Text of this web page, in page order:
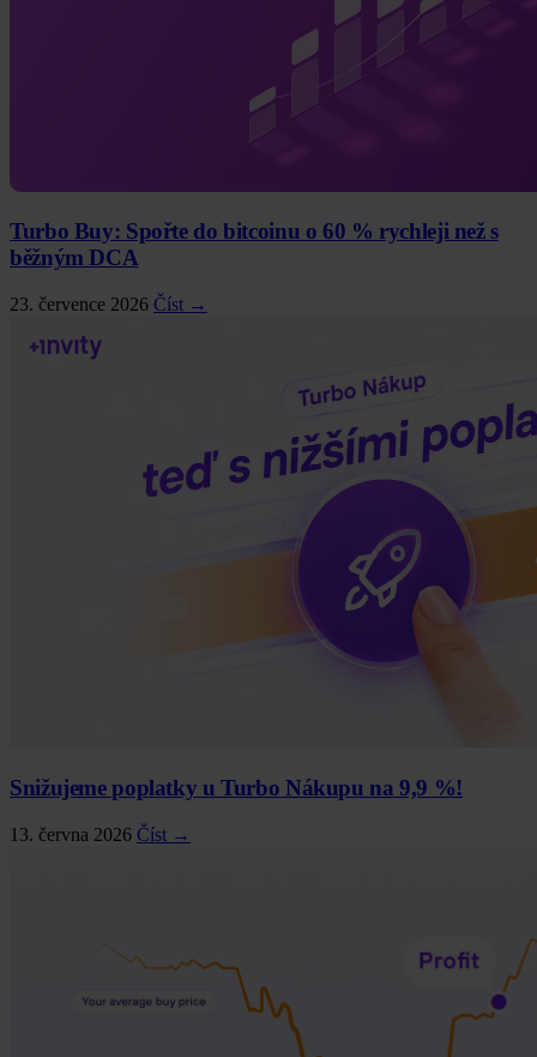
Turbo Buy: Spořte do bitcoinu o 60 % rychleji než s
běžným DCA
23. července 2026 Číst →
Snižujeme poplatky u Turbo Nákupu na 9,9 %!
13. června 2026 Číst →